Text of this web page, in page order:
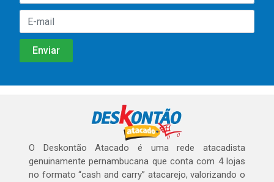
O Deskontão Atacado é uma rede atacadista
genuinamente pernambucana que conta com 4 lojas
no formato “cash and carry” atacarejo, valorizando o